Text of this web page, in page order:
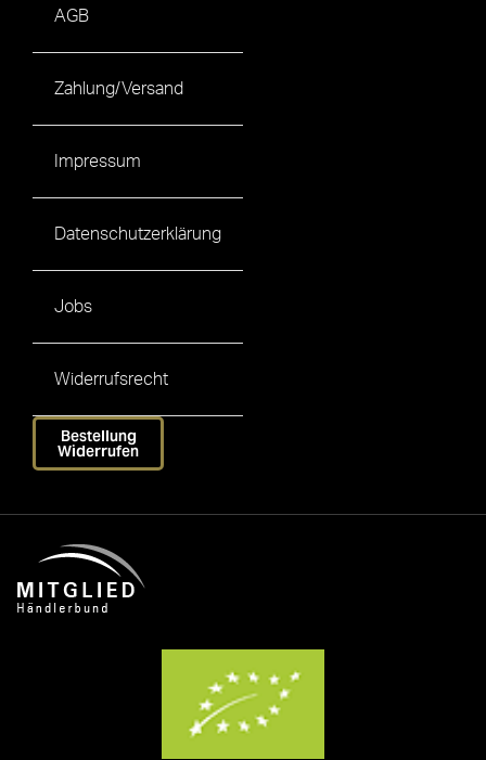
AGB
Zahlung/Versand
Impressum
Datenschutzerklärung
Jobs
Widerrufsrecht
Bestellung
Widerrufen